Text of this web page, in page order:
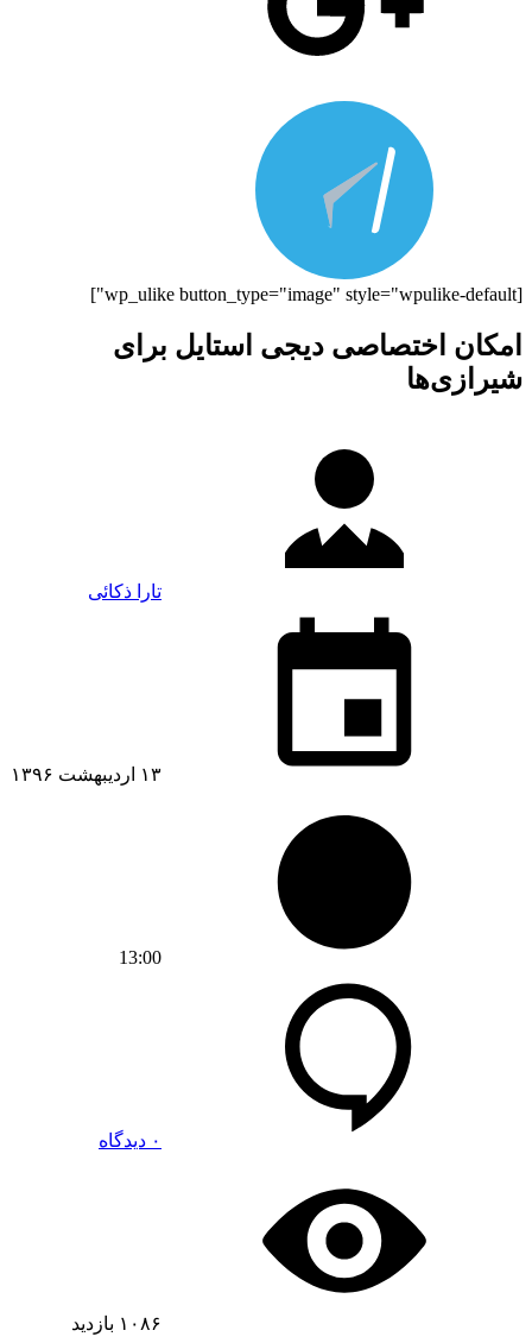
[wp_ulike button_type="image" style="wpulike-default"]
امکان اختصاصی دیجی استایل برای
شیرازی‌ها
تارا ذکائی
۱۳ اردیبهشت ۱۳۹۶
13:00
۰ دیدگاه
۱۰۸۶ بازدید